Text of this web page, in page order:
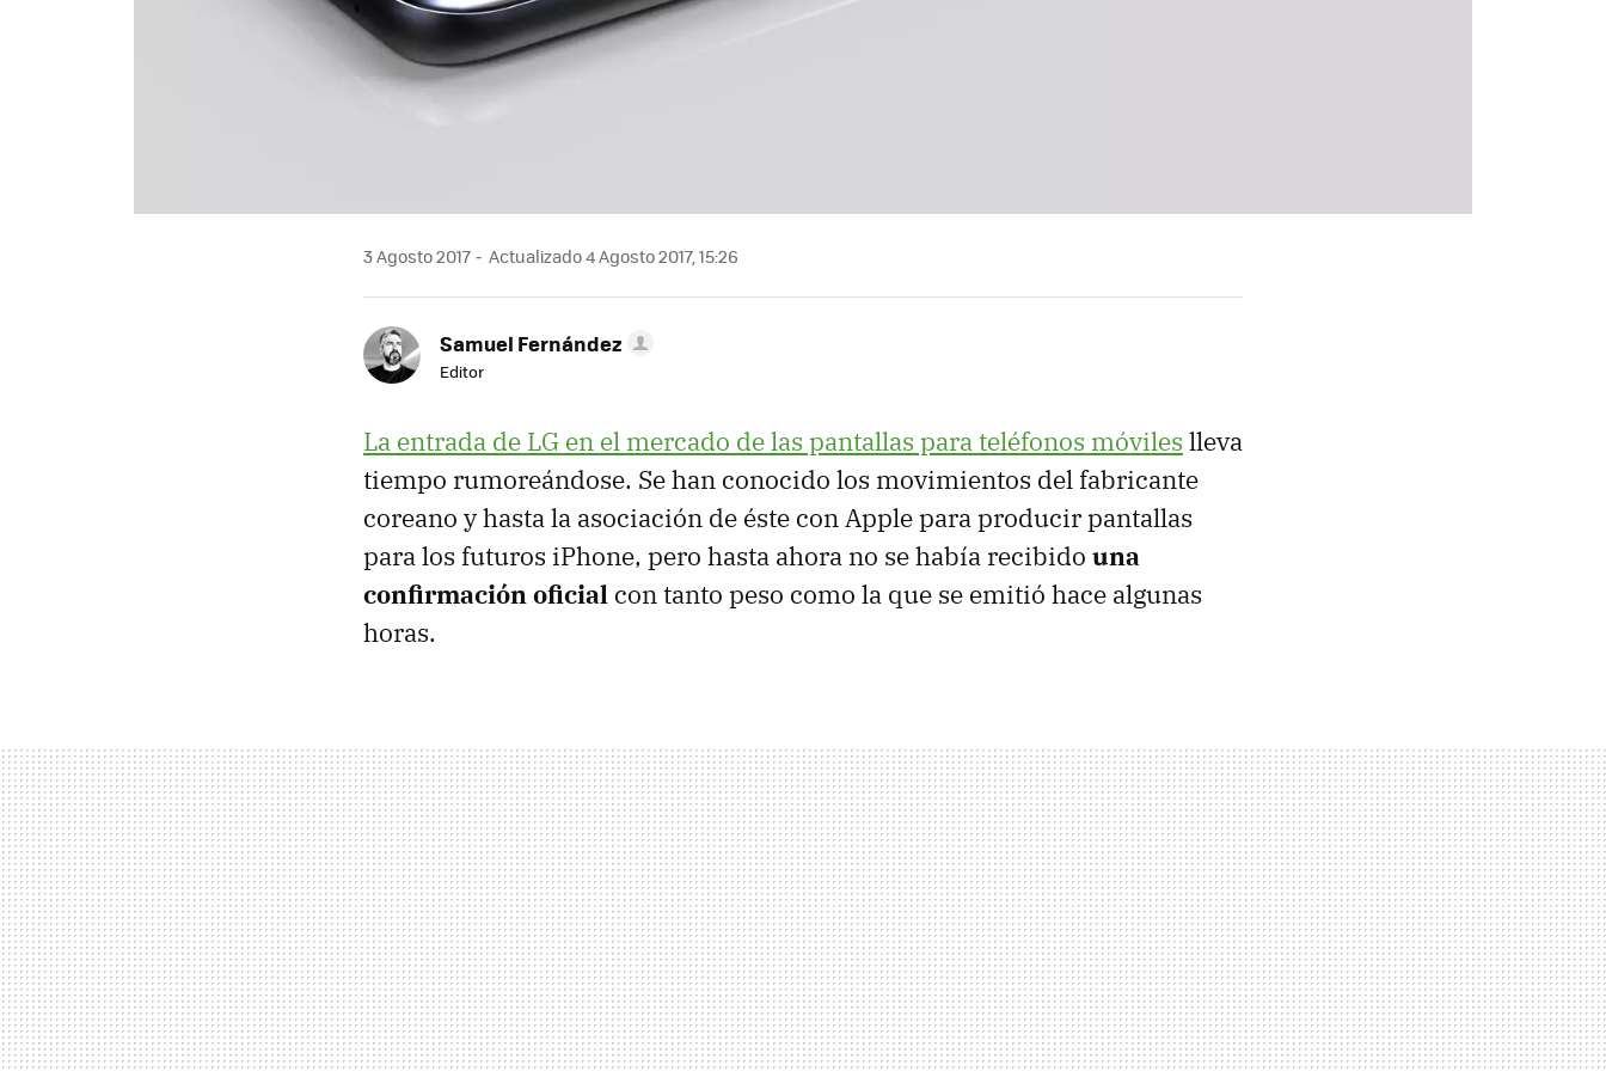
3 Agosto 2017 Actualizado 4 Agosto 2017, 15:26
Samuel Fernández
Editor
La entrada de LG en el mercado de las pantallas para teléfonos móviles lleva
tiempo rumoreándose. Se han conocido los movimientos del fabricante
coreano y hasta la asociación de éste con Apple para producir pantallas
para los futuros iPhone, pero hasta ahora no se había recibido una
confirmación oficial con tanto peso como la que se emitió hace algunas
horas.